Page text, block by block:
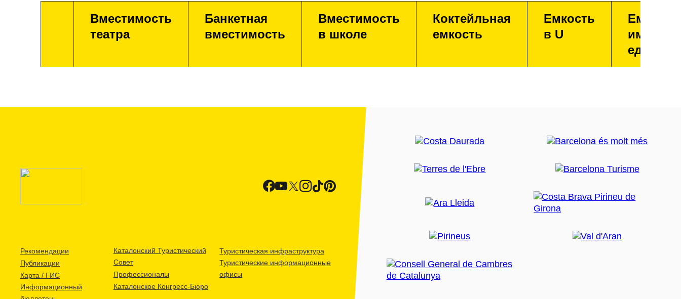
Вместимость
театра
Банкетная
вместимость
Вместимость
в школе
Коктейльная
емкость
Емкость
в U
Рекомендации
Публикации
Карта / ГИС
Информационный
Каталонский Туристический
Совет
Профессионалы
Каталонское Конгресс-Бюро
Туристическая инфраструктура
Туристические информационные
офисы